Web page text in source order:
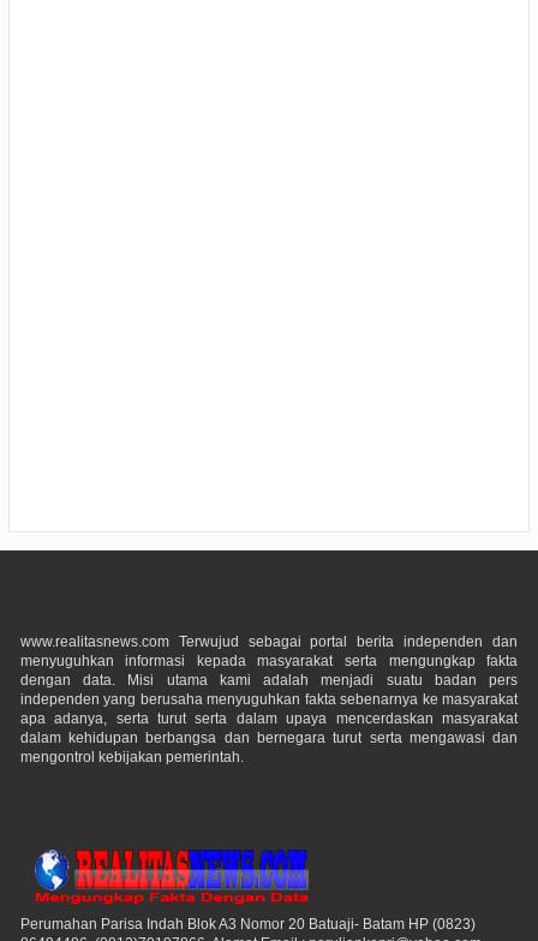
www.realitasnews.com Terwujud sebagai portal berita independen dan
menyuguhkan informasi kepada masyarakat serta mengungkap fakta
dengan data. Misi utama kami adalah menjadi suatu badan pers
independen yang berusaha menyuguhkan fakta sebenarnya ke masyarakat
apa adanya, serta turut serta dalam upaya mencerdaskan masyarakat
dalam kehidupan berbangsa dan bernegara turut serta mengawasi dan
mengontrol kebijakan pemerintah.
Perumahan Parisa Indah Blok A3 Nomor 20 Batuaji- Batam HP (0823)